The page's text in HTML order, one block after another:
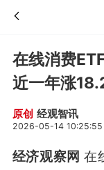
在线消费
近一年涨
原创 经观智讯
2026-05-14 10:25:55
经济观察网 在